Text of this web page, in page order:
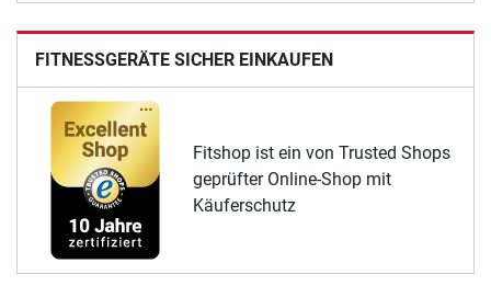
FITNESSGERÄTE SICHER EINKAUFEN
Fitshop ist ein von Trusted Shops
geprüfter Online-Shop mit
Käuferschutz